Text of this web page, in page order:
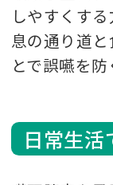
しやすくす
息の通り道
とで誤嚥を防
日常生活